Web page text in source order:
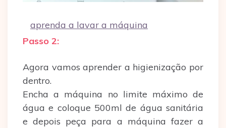
aprenda a lavar a máquina
Passo 2:
Agora vamos aprender a higienização por
dentro.
Encha a máquina no limite máximo de
água e coloque 500ml de água sanitária
e depois peça para a máquina fazer a